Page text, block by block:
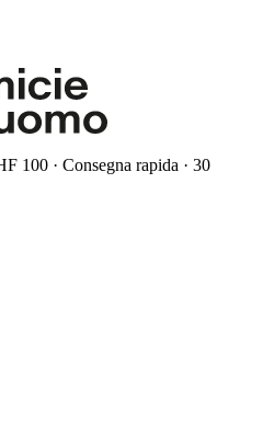
100 · Consegna rapida · 30